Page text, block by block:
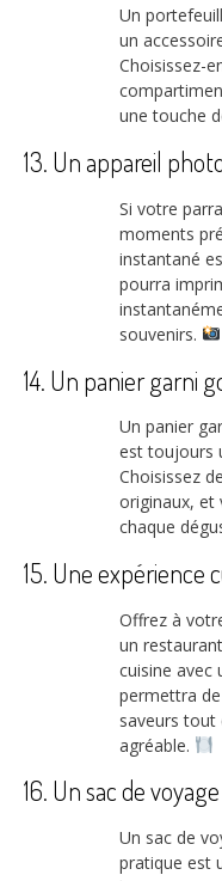
Un
un
Choisissez-
une touche
13. Un appareil
Si votre
moments
instantané
pourra
souvenirs.
14. Un panier garni
Un panier
est toujours
Choisissez
originaux, et
chaque
15. Une expérience
Offrez à
un
cuisine avec
permettra
saveurs
agréable.
16. Un sac de
Un sac de
pratique est